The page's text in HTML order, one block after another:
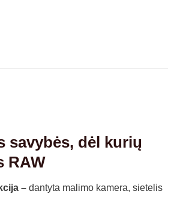
savybės, dėl kurių
RAW
–dantyta malimo kamera, sietelis